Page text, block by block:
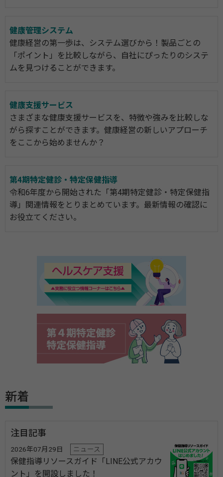
健康管理システム
健康経営の第一歩は、システム選びから！製品ごとの
「ポイント」を比較しながら、自社にぴったりのシステ
ムを見つけることができます。
健康支援サービス
さまざまな健康支援サービスを、特徴や強みを比較しな
がら探すことができます。健康経営の新しいアプローチ
をここから始めませんか？
第4期特定健診・特定保健指導
令和6年度から開始された「第4期特定健診・特定保健指
導」関連情報をとりまとめています。最新情報の確認に
お役立てください。
新着
注目記事
2026年07月29日 ニュース
保健指導リソースガイド「LINE公式アカウ
ント」を開設しました！